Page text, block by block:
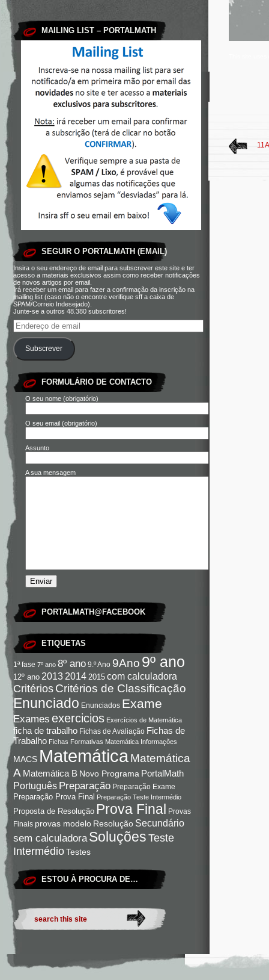
MAILING LIST – PORTALMATH
SEGUIR O PORTALMATH (EMAIL)
Insira o seu endereço de email para subscrever este site e ter
acesso a materiais exclusivos assim como receber notificações
de novos artigos por email.
Irá receber um email para fazer a confirmação da inscrição na
mailing list (caso não o encontre verifique sff a caixa de
SPAM/Correio Indesejado).
Junte-se a outros 48.380 subscritores!
Subscrever
FORMULÁRIO DE CONTACTO
O seu nome (obrigatório)
O seu email (obrigatório)
Assunto
A sua mensagem
PORTALMATH@FACEBOOK
ETIQUETAS
1ª fase 7º ano 8º ano 9.º Ano 9Ano 9º ano
12º ano 2013 2014 2015 com calculadora
Critérios Critérios de Classificação
Enunciado Enunciados Exame
Exames exercicios Exercícios de Matemática
ficha de trabalho Fichas de Avaliação Fichas de
Trabalho Fichas Formativas Matemática Informações
MACS Matemática Matemática
A Matemática B Novo Programa PortalMath
Português Preparação Preparação Exame
Preparação Prova Final Preparação Teste Intermédio
Proposta de Resolução Prova Final Provas
Finais provas modelo Resolução Secundário
sem calculadora Soluções Teste
IntermédioTestes
ESTOU À PROCURA DE…